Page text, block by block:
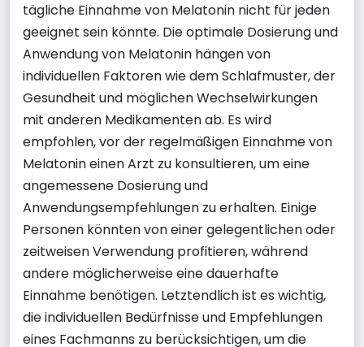
tägliche Einnahme von Melatonin nicht für jeden
geeignet sein könnte. Die optimale Dosierung und
Anwendung von Melatonin hängen von
individuellen Faktoren wie dem Schlafmuster, der
Gesundheit und möglichen Wechselwirkungen
mit anderen Medikamenten ab. Es wird
empfohlen, vor der regelmäßigen Einnahme von
Melatonin einen Arzt zu konsultieren, um eine
angemessene Dosierung und
Anwendungsempfehlungen zu erhalten. Einige
Personen könnten von einer gelegentlichen oder
zeitweisen Verwendung profitieren, während
andere möglicherweise eine dauerhafte
Einnahme benötigen. Letztendlich ist es wichtig,
die individuellen Bedürfnisse und Empfehlungen
eines Fachmanns zu berücksichtigen, um die